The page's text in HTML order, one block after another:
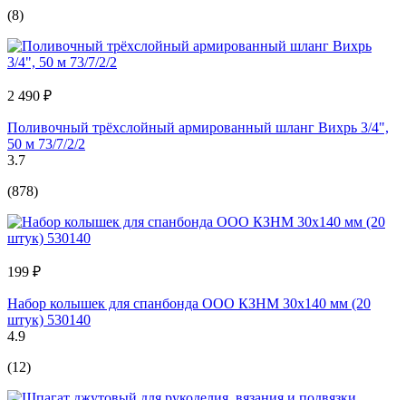
(8)
2 490 ₽
Поливочный трёхслойный армированный шланг Вихрь 3/4",
50 м 73/7/2/2
3.7
(878)
199 ₽
Набор колышек для спанбонда ООО КЗНМ 30x140 мм (20
штук) 530140
4.9
(12)